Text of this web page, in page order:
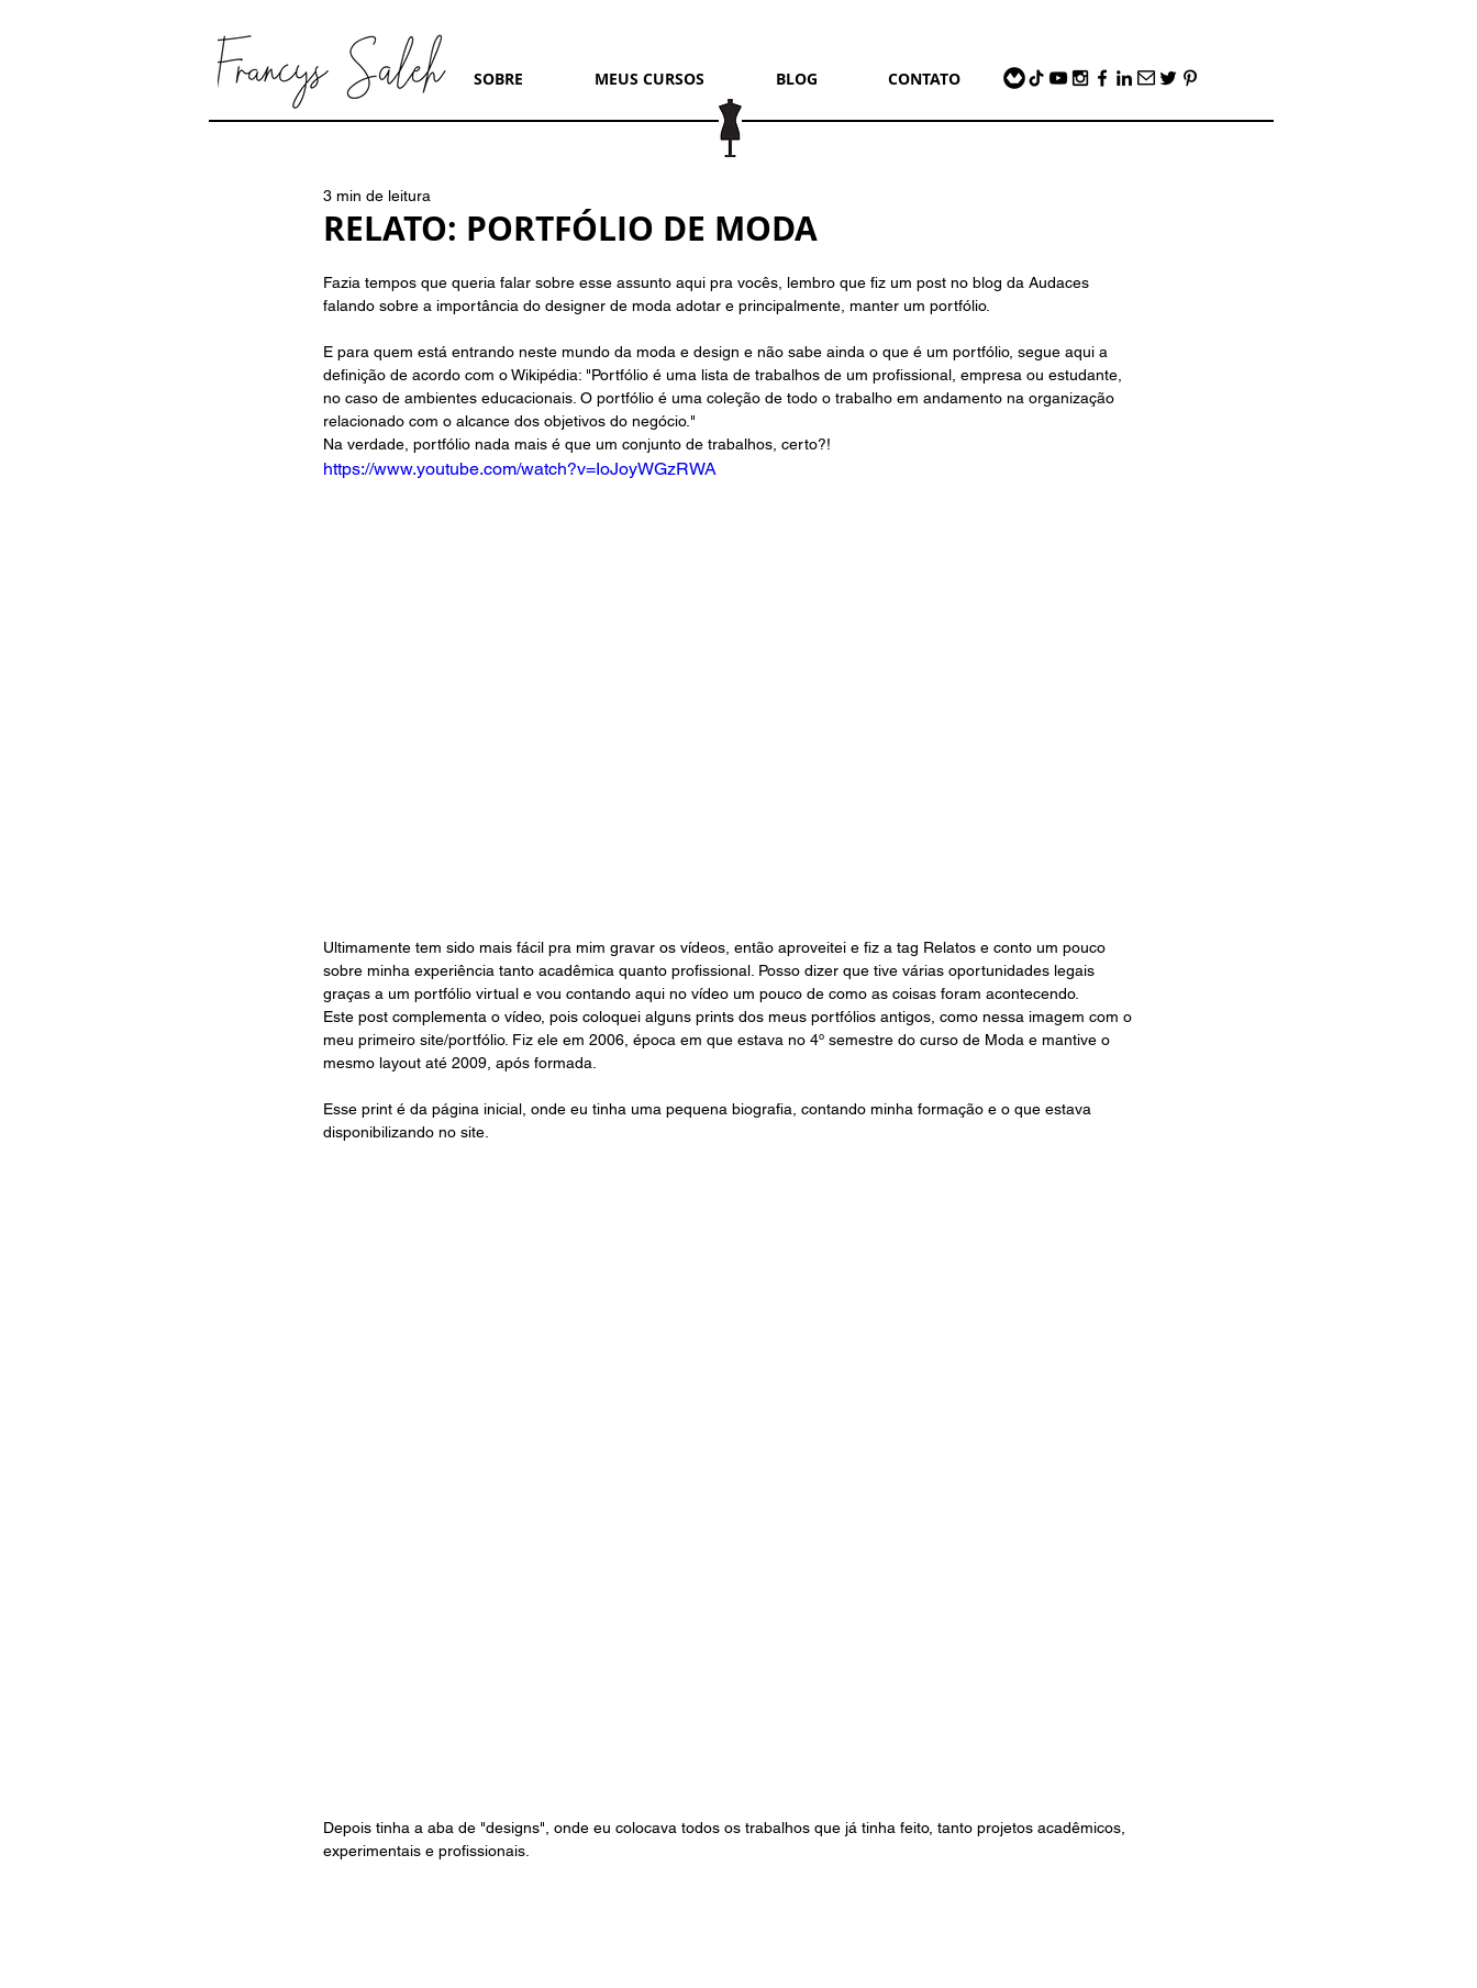
SOBRE MEUS CURSOS BLOG CONTATO
RELATO: PORTFÓLIO DE MODA
3 min de leitura
Fazia tempos que queria falar sobre esse assunto aqui pra vocês, lembro que fiz um post no blog da Audaces
falando sobre a importância do designer de moda adotar e principalmente, manter um portfólio.
E para quem está entrando neste mundo da moda e design e não sabe ainda o que é um portfólio, segue aqui a
definição de acordo com o Wikipédia: "Portfólio é uma lista de trabalhos de um profissional, empresa ou estudante,
no caso de ambientes educacionais. O portfólio é uma coleção de todo o trabalho em andamento na organização
relacionado com o alcance dos objetivos do negócio."
Na verdade, portfólio nada mais é que um conjunto de trabalhos, certo?!
https://www.youtube.com/watch?v=IoJoyWGzRWA
Ultimamente tem sido mais fácil pra mim gravar os vídeos, então aproveitei e fiz a tag Relatos e conto um pouco
sobre minha experiência tanto acadêmica quanto profissional. Posso dizer que tive várias oportunidades legais
graças a um portfólio virtual e vou contando aqui no vídeo um pouco de como as coisas foram acontecendo.
Este post complementa o vídeo, pois coloquei alguns prints dos meus portfólios antigos, como nessa imagem com o
meu primeiro site/portfólio. Fiz ele em 2006, época em que estava no 4º semestre do curso de Moda e mantive o
mesmo layout até 2009, após formada.
Esse print é da página inicial, onde eu tinha uma pequena biografia, contando minha formação e o que estava
disponibilizando no site.
Depois tinha a aba de "designs", onde eu colocava todos os trabalhos que já tinha feito, tanto projetos acadêmicos,
experimentais e profissionais.